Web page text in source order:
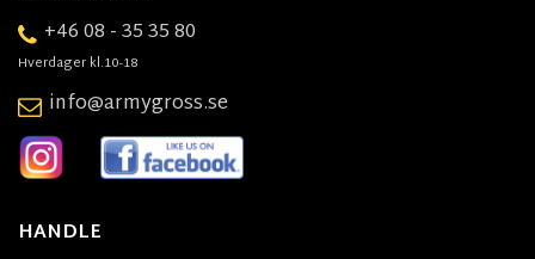
+46 08 - 35 35 80
Hverdager kl.10-18
info@armygross.se
HANDLE